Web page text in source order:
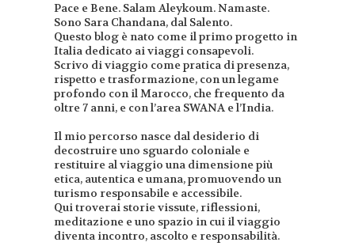
Pace e Bene. Salam Aleykoum. Namaste.
Sono Sara Chandana, dal Salento.
Questo blog è nato come il primo progetto in
Italia dedicato ai viaggi consapevoli.
Scrivo di viaggio come pratica di presenza,
rispetto e trasformazione, con un legame
profondo con il Marocco, che frequento da
oltre 7 anni, e con l’area SWANA e l’India.
Il mio percorso nasce dal desiderio di
decostruire uno sguardo coloniale e
restituire al viaggio una dimensione più
etica, autentica e umana, promuovendo un
turismo responsabile e accessibile.
Qui troverai storie vissute, riflessioni,
meditazione e uno spazio in cui il viaggio
diventa incontro, ascolto e responsabilità.